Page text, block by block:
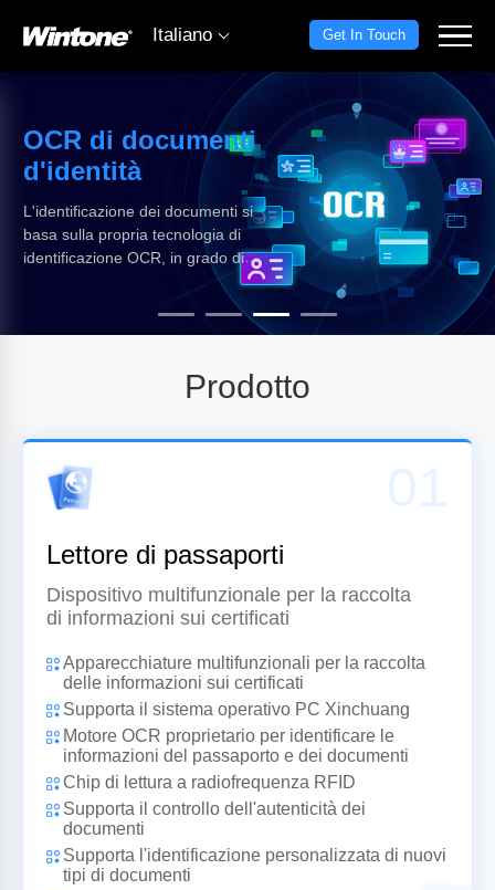
Italiano Get In Touch
OCR di documenti
d'identità
L'identificazione dei documenti si
basa sulla propria tecnologia di
identificazione OCR, in grado di
documenti, tra cui carte d'identità
nazionali ed estere, carte bancarie,
Prodotto
Lettore di passaporti
Dispositivo multifunzionale per la raccolta
di informazioni sui certificati
Apparecchiature multifunzionali per la raccolta
delle informazioni sui certificati
Supporta il sistema operativo PC Xinchuang
Motore OCR proprietario per identificare le
informazioni del passaporto e dei documenti
Chip di lettura a radiofrequenza RFID
Supporta il controllo dell'autenticità dei
documenti
Supporta l'identificazione personalizzata di nuovi
tipi di documenti